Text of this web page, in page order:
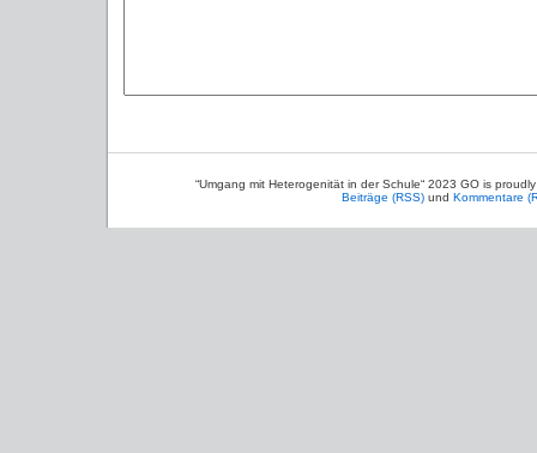
“Umgang mit Heterogenität in der Schule“ 2023 GO is
Beiträge (RSS)und Kommentare